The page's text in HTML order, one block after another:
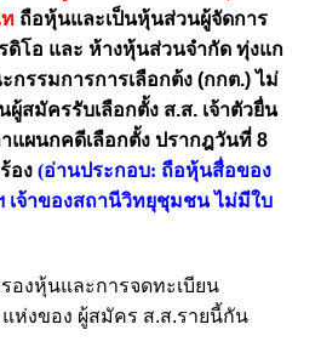
ถือหุ้นและเป็นหุ้นส่วนผู้จัดการ
ดิโอ และ ห้างหุ้นส่วนจํากัด ทุ่งแก
รรมการการเลือกต้ง (กกต.) ไม่
ผู้สมัครรับเลือกตั้ง ส.ส. เจ้าตัวยื่น
แผนกคดีเลือกตั้ง ปรากฎวันที่ 8
อง (อ่านประกอบ: ถือหุ้นสื่อของ
เจ้าของสถานีวิทยุชุมชน ไม่มีใบ
องหุ้นและการจดทะเบียน
ห่งของ ผู้สมัคร ส.ส.รายนี้กัน